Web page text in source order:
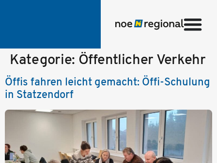
Kategorie: Öffentlicher Verkehr
Öffis fahren leicht gemacht: Öffi-Schulung
in Statzendorf